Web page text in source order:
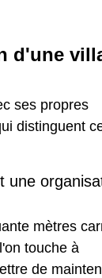
d'une
ses propres
distinguent
une
mètres
touche à
de